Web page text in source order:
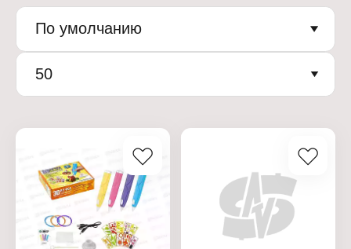
По умолчанию
50